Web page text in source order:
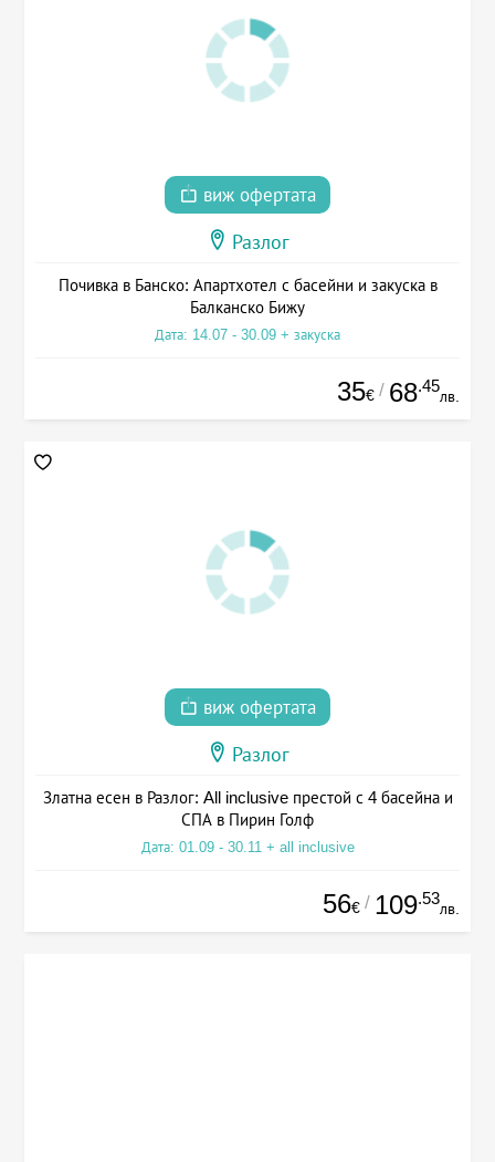
виж офертата
Разлог
Почивка в Банско: Апартхотел с басейни и закуска в
Балканско Бижу
Дата: 14.07 - 30.09 + закуска
35€ / 68.45
лв.
виж офертата
Разлог
Златна есен в Разлог: All inclusive престой с 4 басейна и
СПА в Пирин Голф
Дата: 01.09 - 30.11 + all inclusive
56€ / 109.53
лв.